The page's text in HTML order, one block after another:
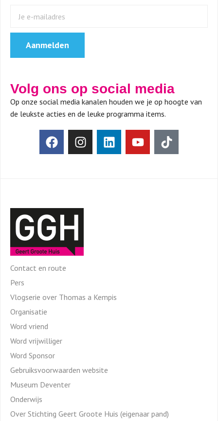
Aanmelden
Volg ons op social media
Op onze social media kanalen houden we je op hoogte van
de leukste acties en de leuke programma items.
Contact en route
Pers
Vlogserie over Thomas a Kempis
Organisatie
Word vriend
Word vrijwilliger
Word Sponsor
Gebruiksvoorwaarden website
Museum Deventer
Onderwijs
Over Stichting Geert Groote Huis (eigenaar pand)